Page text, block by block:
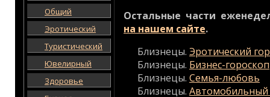
Общий
Эротический
Туристический
Ювелирный
Здоровье
Остальные части
на нашем сайте.
Близнецы. Эротический
Близнецы. Бизнес-гороскоп
Близнецы. Семья-любовь
Близнецы. Автомобильный